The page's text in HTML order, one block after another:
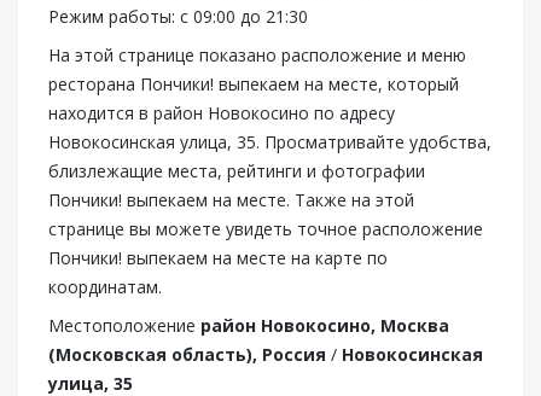
Режим работы: с 09:00 до 21:30
На этой странице показано расположение и меню
ресторана Пончики! выпекаем на месте, который
находится в район Новокосино по адресу
Новокосинская улица, 35. Просматривайте удобства,
близлежащие места, рейтинги и фотографии
Пончики! выпекаем на месте. Также на этой
странице вы можете увидеть точное расположение
Пончики! выпекаем на месте на карте по
координатам.
Местоположение район Новокосино, Москва
(Московская область), Россия / Новокосинская
улица, 35